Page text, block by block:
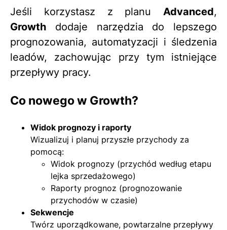
Jeśli korzystasz z planu Advanced,
Growth dodaje narzędzia do lepszego
prognozowania, automatyzacji i śledzenia
leadów, zachowując przy tym istniejące
przepływy pracy.
Co nowego w Growth?
Widok prognozy i raporty
Wizualizuj i planuj przyszłe przychody za
pomocą:
Widok prognozy (przychód według etapu
lejka sprzedażowego)
Raporty prognoz (prognozowanie
przychodów w czasie)
Sekwencje
Twórz uporządkowane, powtarzalne przepływy